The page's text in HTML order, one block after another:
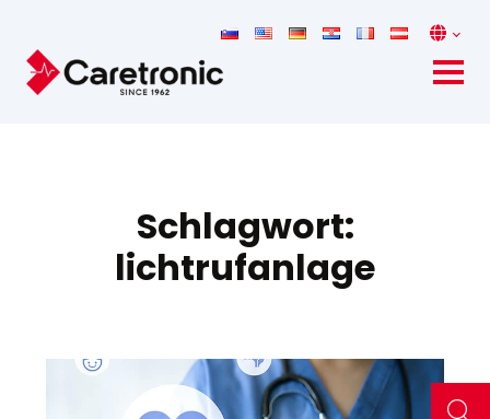
Schlagwort:
lichtrufanlage